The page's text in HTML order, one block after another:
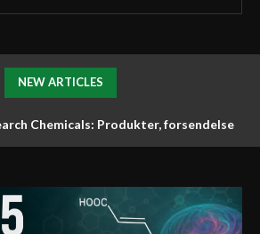
NEW ARTICLES
Chemicals: Produkter, forsendelse